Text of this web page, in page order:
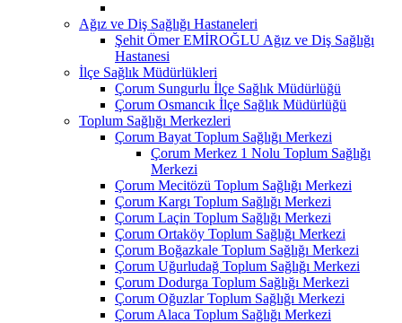
Ağız ve Diş Sağlığı Hastaneleri
Şehit Ömer EMİROĞLU Ağız ve Diş Sağlığı
Hastanesi
İlçe Sağlık Müdürlükleri
Çorum Sungurlu İlçe Sağlık Müdürlüğü
Çorum Osmancık İlçe Sağlık Müdürlüğü
Toplum Sağlığı Merkezleri
Çorum Bayat Toplum Sağlığı Merkezi
Çorum Merkez 1 Nolu Toplum Sağlığı
Merkezi
Çorum Mecitözü Toplum Sağlığı Merkezi
Çorum Kargı Toplum Sağlığı Merkezi
Çorum Laçin Toplum Sağlığı Merkezi
Çorum Ortaköy Toplum Sağlığı Merkezi
Çorum Boğazkale Toplum Sağlığı Merkezi
Çorum Uğurludağ Toplum Sağlığı Merkezi
Çorum Dodurga Toplum Sağlığı Merkezi
Çorum Oğuzlar Toplum Sağlığı Merkezi
Çorum Alaca Toplum Sağlığı Merkezi